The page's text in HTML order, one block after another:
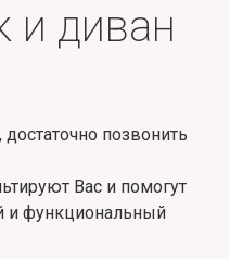
и диван
позвонить
Вас и помогут
и функциональный